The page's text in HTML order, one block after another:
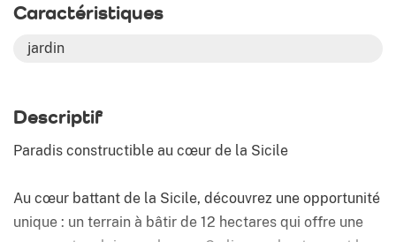
Caractéristiques
jardin
Descriptif
Paradis constructible au cœur de la Sicile
Au cœur battant de la Sicile, découvrez une opportunité
unique : un terrain à bâtir de 12 hectares qui offre une